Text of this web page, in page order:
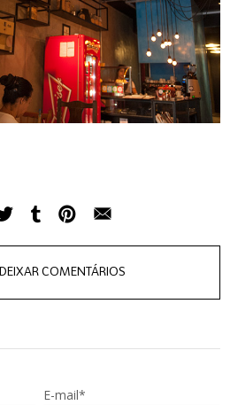
DEIXAR COMENTÁRIOS
E-mail*